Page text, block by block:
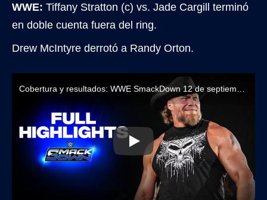
WWE: Tiffany Stratton (c) vs. Jade Cargill terminó
en doble cuenta fuera del ring.
Drew McIntyre derrotó a Randy Orton.